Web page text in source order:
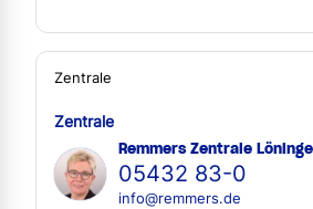
Zentrale
Zentrale
Remmers Zentrale
05432 83-0
info@remmers.de